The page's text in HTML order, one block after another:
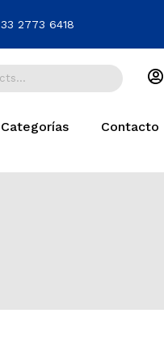
33 2773 6418
Categorías Contacto